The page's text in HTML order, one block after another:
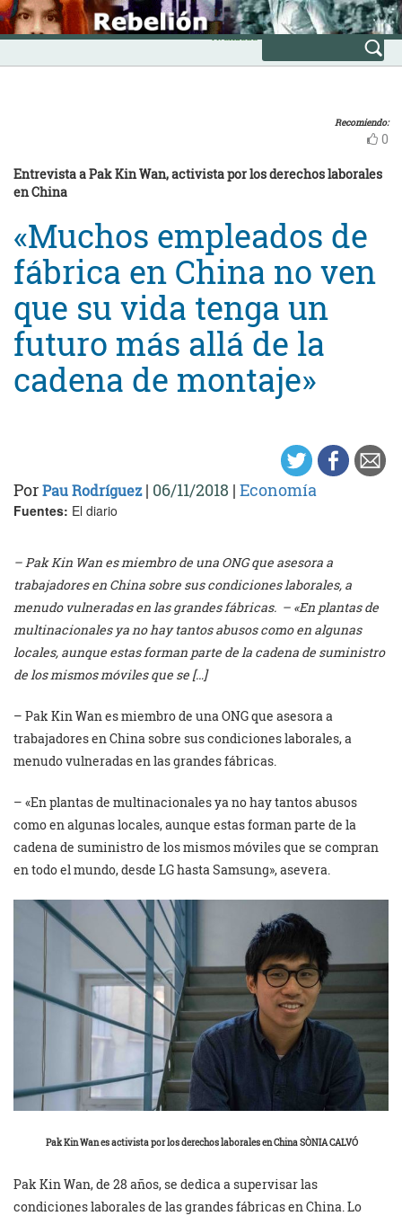
Skip
to
content
INICIO
Avanzada
Recomiendo:
0
Entrevista a Pak Kin Wan, activista por los derechos laborales
en China
«Muchos empleados de
fábrica en China no ven
que su vida tenga un
futuro más allá de la
cadena de montaje»
PorPau Rodríguez| 06/11/2018 | Economía
Fuentes: El diario
– Pak Kin Wan es miembro de una ONG que asesora a
trabajadores en China sobre sus condiciones laborales, a
menudo vulneradas en las grandes fábricas. – «En plantas de
multinacionales ya no hay tantos abusos como en algunas
locales, aunque estas forman parte de la cadena de suministro
de los mismos móviles que se […]
– Pak Kin Wan es miembro de una ONG que asesora a
trabajadores en China sobre sus condiciones laborales, a
menudo vulneradas en las grandes fábricas.
– «En plantas de multinacionales ya no hay tantos abusos
como en algunas locales, aunque estas forman parte de la
cadena de suministro de los mismos móviles que se compran
en todo el mundo, desde LG hasta Samsung», asevera.
Pak Kin Wan es activista por los derechos laborales en China SÒNIA CALVÓ
Pak Kin Wan, de 28 años, se dedica a supervisar las
condiciones laborales de las grandes fábricas en China. Lo